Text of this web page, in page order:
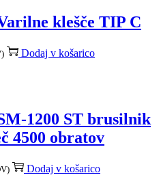
klešče TIP C
Dodaj v košarico
1200 ST brusilnik
4500 obratov
Dodaj v košarico